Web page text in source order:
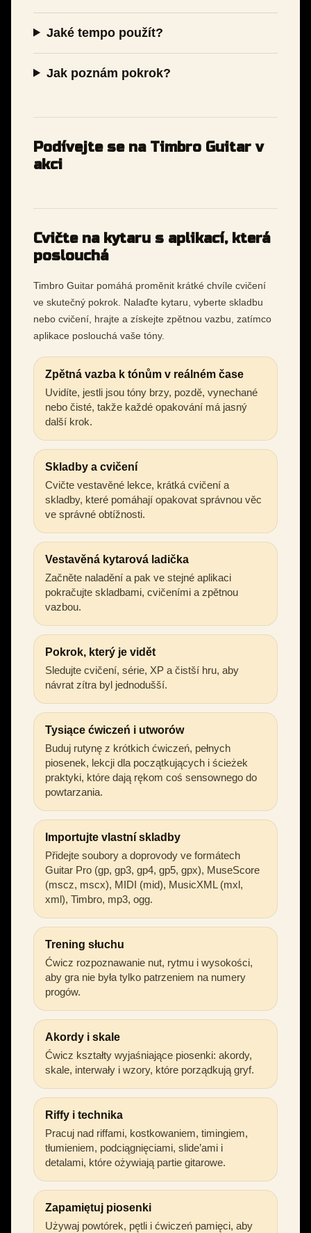
Jaké tempo použít?
Jak poznám pokrok?
Podívejte se na Timbro Guitar v
akci
Cvičte na kytaru s aplikací, která
poslouchá
Timbro Guitar pomáhá proměnit krátké chvíle cvičení
ve skutečný pokrok. Nalaďte kytaru, vyberte skladbu
nebo cvičení, hrajte a získejte zpětnou vazbu, zatímco
aplikace poslouchá vaše tóny.
Zpětná vazba k tónům v reálném čase
Uvidíte, jestli jsou tóny brzy, pozdě, vynechané
nebo čisté, takže každé opakování má jasný
další krok.
Skladby a cvičení
Cvičte vestavěné lekce, krátká cvičení a
skladby, které pomáhají opakovat správnou věc
ve správné obtížnosti.
Vestavěná kytarová ladička
Začněte naladění a pak ve stejné aplikaci
pokračujte skladbami, cvičeními a zpětnou
vazbou.
Pokrok, který je vidět
Sledujte cvičení, série, XP a čistší hru, aby
návrat zítra byl jednodušší.
Tysiące ćwiczeń i utworów
Buduj rutynę z krótkich ćwiczeń, pełnych
piosenek, lekcji dla początkujących i ścieżek
praktyki, które dają rękom coś sensownego do
powtarzania.
Importujte vlastní skladby
Přidejte soubory a doprovody ve formátech
Guitar Pro (gp, gp3, gp4, gp5, gpx), MuseScore
(mscz, mscx), MIDI (mid), MusicXML (mxl,
xml), Timbro, mp3, ogg.
Trening słuchu
Ćwicz rozpoznawanie nut, rytmu i wysokości,
aby gra nie była tylko patrzeniem na numery
progów.
Akordy i skale
Ćwicz kształty wyjaśniające piosenki: akordy,
skale, interwały i wzory, które porządkują gryf.
Riffy i technika
Pracuj nad riffami, kostkowaniem, timingiem,
tłumieniem, podciągnięciami, slide’ami i
detalami, które ożywiają partie gitarowe.
Zapamiętuj piosenki
Używaj powtórek, pętli i ćwiczeń pamięci, aby